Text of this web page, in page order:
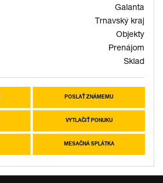
Galanta
Trnavský kraj
Objekty
Prenájom
Sklad
POSLAŤ ZNÁMEMU
VYTLAČIŤ PONUKU
MESAČNÁ SPLÁTKA